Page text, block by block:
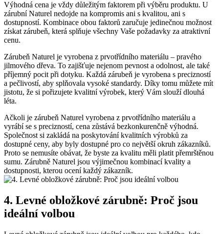
Výhodná cena je vždy důležitým faktorem při výběru produktu. U
zárubní Naturel nedojde na kompromis ani s kvalitou, ani s
dostupností. Kombinace obou faktorů zaručuje jedinečnou možnost
získat zárubeň, která splňuje všechny Vaše požadavky za atraktivní
cenu.
Zárubeň Naturel je vyrobena z prvotřídního materiálu – pravého
jilmového dřeva. To zajišťuje nejenom pevnost a odolnost, ale také
příjemný pocit při dotyku. Každá zárubeň je vyrobena s precizností
a pečlivostí, aby splňovala vysoké standardy. Díky tomu můžete mít
jistotu, že si pořizujete kvalitní výrobek, který Vám slouží dlouhá
léta.
Ačkoli je zárubeň Naturel vyrobena z prvotřídního materiálu a
vyrábí se s precizností, cena zůstává bezkonkurenčně výhodná.
Společnost si zakládá na poskytování kvalitních výrobků za
dostupné ceny, aby byly dostupné pro co největší okruh zákazníků.
Proto se nemusíte obávat, že byste za kvalitu měli platit přemrštěnou
sumu. Zárubně Naturel jsou výjimečnou kombinací kvality a
dostupnosti, kterou ocení každý zákazník.
4. Levné obložkové zárubně: Proč jsou
ideální volbou